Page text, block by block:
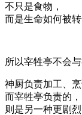
不只是食物，
而是生命如何被转
所以宰牲亭不会
神厨负责加工、烹
而宰牲亭负责的，
则是另一种更剧烈